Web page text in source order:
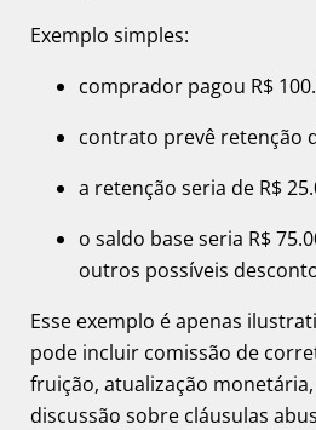
Exemplo simples:
comprador pagou R$
contrato prevê retenção
a retenção seria de R$
o saldo base seria R$
outros possíveis
Esse exemplo é apenas
pode incluir comissão de
fruição, atualização
discussão sobre cláusulas